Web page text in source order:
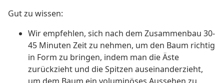
Gut zu wissen:
Wir empfehlen, sich nach dem Zusammenbau 30-
45 Minuten Zeit zu nehmen, um den Baum richtig
in Form zu bringen, indem man die Äste
zurückzieht und die Spitzen auseinanderzieht,